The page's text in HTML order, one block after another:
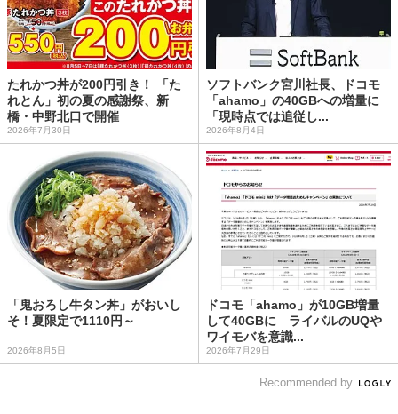
たれかつ丼が200円引き！ 「た
れとん」初の夏の感謝祭、新
橋・中野北口で開催
2026年7月30日
ソフトバンク宮川社長、ドコモ
「ahamo」の40GBへの増量に
「現時点では追従し...
2026年8月4日
「鬼おろし牛タン丼」がおいし
そ！夏限定で1110円～
2026年8月5日
ドコモ「ahamo」が10GB増量
して40GBに ライバルのUQや
ワイモバを意識...
2026年7月29日
Recommended by